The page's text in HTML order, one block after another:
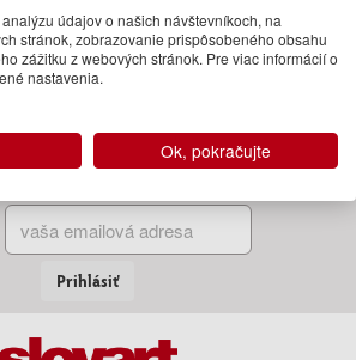
Zadajte Váš email
Prihlásiť
údajov o našich návštevníkoch, na
stránok, zobrazovanie prispôsobeného obsahu
zážitku z webových stránok. Pre viac informácií o
nastavenia.
Ok, pokračujte